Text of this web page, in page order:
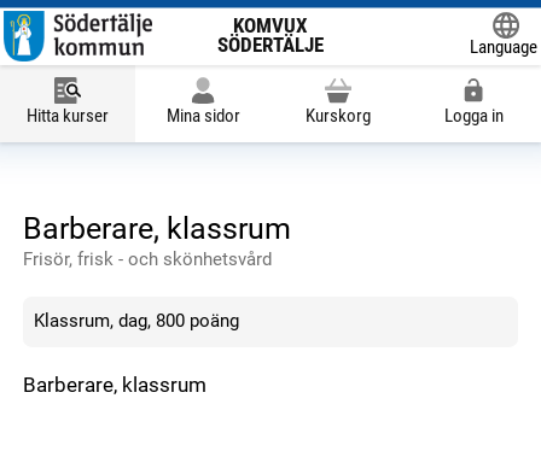
KOMVUX
SÖDERTÄLJE
Language
Hitta kurser Mina sidor Kurskorg Logga in
Barberare, klassrum
Frisör, frisk - och skönhetsvård
Klassrum, dag, 800 poäng
Barberare, klassrum